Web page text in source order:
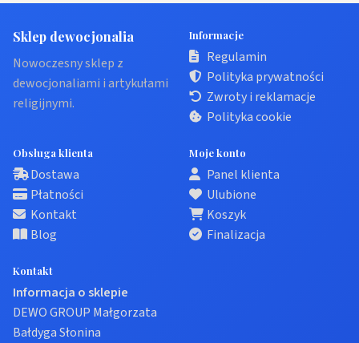
Sklep dewocjonalia
Nowoczesny sklep z
dewocjonaliami i artykułami
religijnymi.
Informacje
Regulamin
Polityka prywatności
Zwroty i reklamacje
Polityka cookie
Obsługa klienta
Dostawa
Płatności
Kontakt
Blog
Moje konto
Panel klienta
Ulubione
Koszyk
Finalizacja
Kontakt
Informacja o sklepie
DEWO GROUP Małgorzata
Bałdyga Słonina